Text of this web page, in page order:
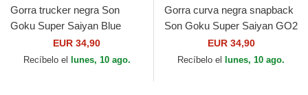
Gorra trucker negra Son
Goku Super Saiyan Blue
CAS GOK1 Dragon Ball de
Capslab
EUR 34,90
Recíbelo el lunes, 10 ago.
Gorra curva negra snapback
Son Goku Super Saiyan GO2
Dragon Ball de Capslab
EUR 34,90
Recíbelo el lunes, 10 ago.